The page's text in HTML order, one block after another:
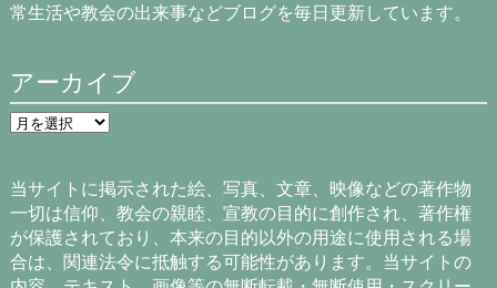
常生活や教会の出来事などブログを毎日更新しています。
アーカイブ
ア
ー
ブ
当サイトに掲示された絵、写真、文章、映像などの著作物
一切は信仰、教会の親睦、宣教の目的に創作され、著作権
が保護されており、本来の目的以外の用途に使用される場
合は、関連法令に抵触する可能性があります。当サイトの